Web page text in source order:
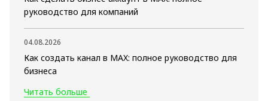
руководство для компаний
04.08.2026
Как создать канал в MAX: полное руководство для
бизнеса
Читать больше